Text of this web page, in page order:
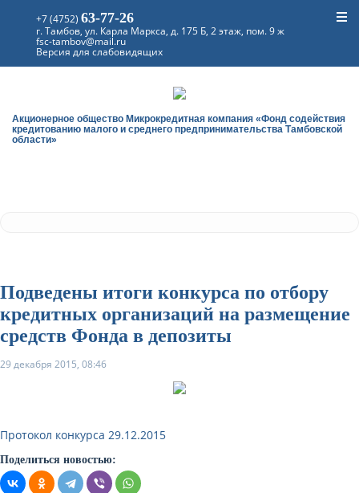
+7 (4752) 63-77-26
г. Тамбов, ул. Карла Маркса, д. 175 Б, 2 этаж, пом. 9 ж
fsc-tambov@mail.ru
Версия для слабовидящих
Акционерное общество Микрокредитная компания «Фонд содействия
кредитованию малого и среднего предпринимательства Тамбовской
области»
Подведены итоги конкурса по отбору
кредитных организаций на размещение
средств Фонда в депозиты
29 декабря 2015, 08:46
Протокол конкурса 29.12.2015
Поделиться новостью: